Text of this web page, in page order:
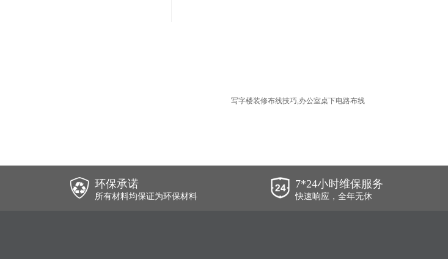
写字楼装修布线技巧,办公室桌下电路布线
环保承诺
所有材料均保证为环保材料
7*24小时维保服务
快速响应，全年无休